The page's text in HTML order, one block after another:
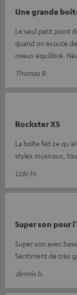
Une grande
Le seul petit point
quand on écoute
mieux équilibré.
Thomas R.
Rockster XS
La boîte fait ce
styles musicaux,
Udo H.
Super son pour
Super son avec
Sentiment de très
dennis b.